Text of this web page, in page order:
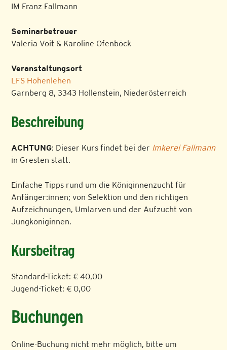
IM Franz Fallmann
Seminarbetreuer
Valeria Voit & Karoline Ofenböck
Veranstaltungsort
LFS Hohenlehen
Garnberg 8, 3343 Hollenstein, Niederösterreich
Beschreibung
ACHTUNG: Dieser Kurs findet bei der Imkerei Fallmann
in Gresten statt.
Einfache Tipps rund um die Königinnenzucht für
Anfänger:innen; von Selektion und den richtigen
Aufzeichnungen, Umlarven und der Aufzucht von
Jungköniginnen.
Kursbeitrag
Standard-Ticket: € 40,00
Jugend-Ticket: € 0,00
Buchungen
Online-Buchung nicht mehr möglich, bitte um